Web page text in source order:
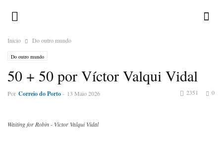
Inicio Do outro mundo
Do outro mundo
50 + 50 por Víctor Valqui Vidal
Por Correio do Porto- 13 Maio 2026 0
2351
Waiting for Robin - Victor Valqui Vidal